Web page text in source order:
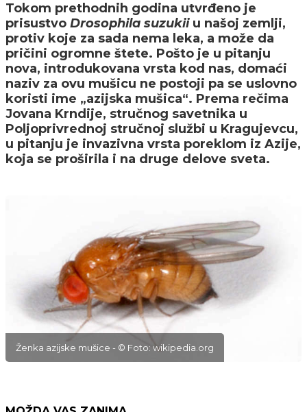
Tokom prethodnih godina utvrđeno je
prisustvo Drosophila suzukiiu našoj zemlji,
protiv koje za sada nema leka, a može da
pričini ogromne štete. Pošto je u pitanju
nova, introdukovana vrsta kod nas, domaći
naziv za ovu mušicu ne postoji pa se uslovno
koristi ime „azijska mušica“. Prema rečima
Jovana Krndije, stručnog savetnika u
Poljoprivrednoj stručnoj službi u Kragujevcu,
u pitanju je invazivna vrsta poreklom iz Azije,
koja se proširila i na druge delove sveta.
Ženka azijske mušice - © Foto: wikipedia.org